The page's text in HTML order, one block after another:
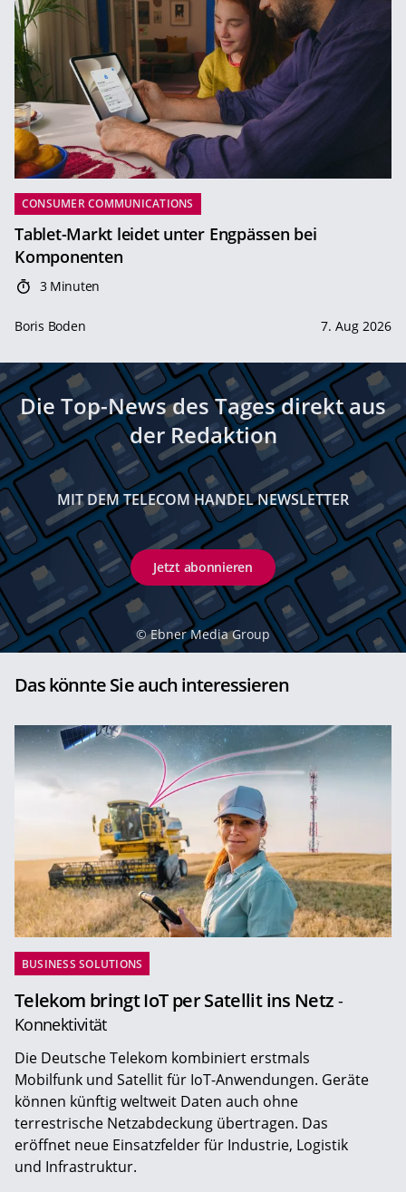
CONSUMER COMMUNICATIONS
Tablet-Markt leidet unter Engpässen bei
Komponenten
3 Minuten
Boris Boden 7. Aug 2026
Die Top-News des Tages direkt aus
der Redaktion
MIT DEM TELECOM HANDEL NEWSLETTER
Jetzt abonnieren
© Ebner Media Group
Das könnte Sie auch interessieren
BUSINESS SOLUTIONS
Telekom bringt IoT per Satellit ins Netz -
Konnektivität
Die Deutsche Telekom kombiniert erstmals
Mobilfunk und Satellit für IoT-Anwendungen. Geräte
können künftig weltweit Daten auch ohne
terrestrische Netzabdeckung übertragen. Das
eröffnet neue Einsatzfelder für Industrie, Logistik
und Infrastruktur.